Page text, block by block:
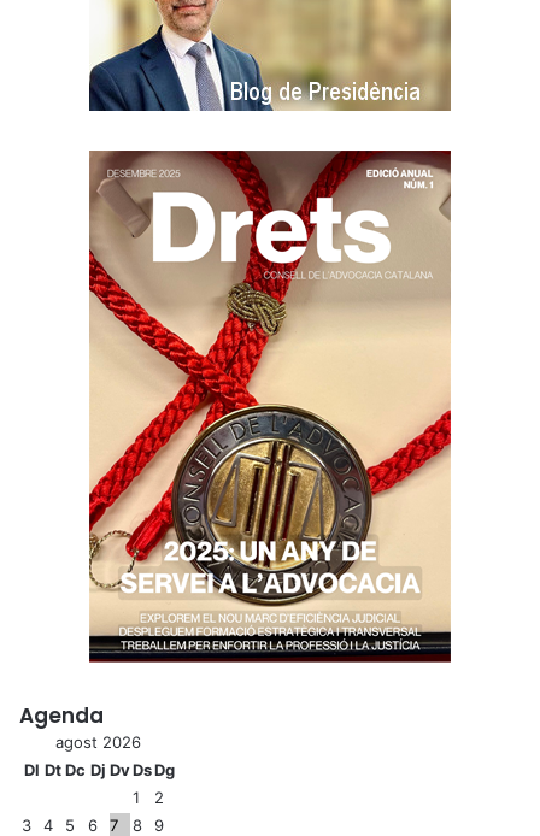
Agenda
agost 2026
Dl DtDc Dj DvDsDg
1
2
3
4 5 6 7 8
9